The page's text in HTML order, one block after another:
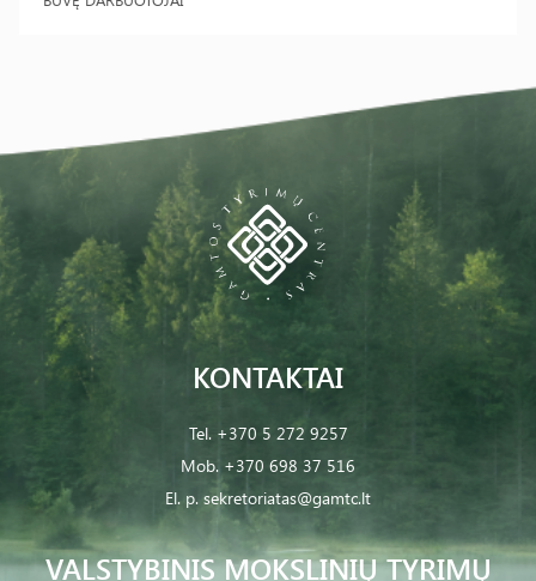
VALSTYBINIS MOKSLINIŲ TYRIMŲ
KONTAKTAI
Tel. +370 5 272 9257
Mob. +370 698 37 516
El. p. sekretoriatas@gamtc.lt